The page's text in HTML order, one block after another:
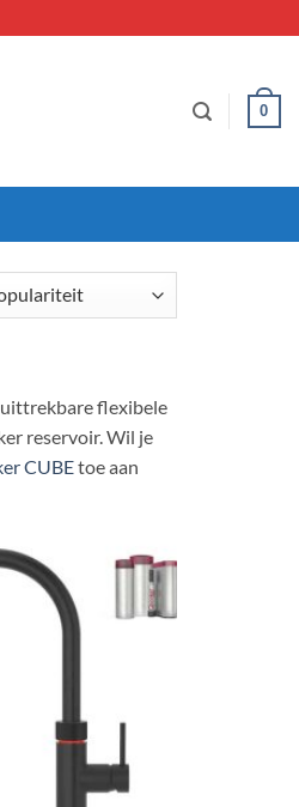
0
uittrekbare flexibele
reservoir. Wil je
CUBEtoe aan